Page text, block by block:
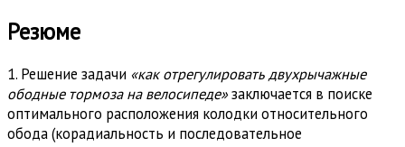
Резюме
1. Решение задачи «как отрегулировать двухрычажные
ободные тормоза на велосипеде»заключается в поиске
оптимального расположения колодки относительного
обода (корадиальность и последовательное